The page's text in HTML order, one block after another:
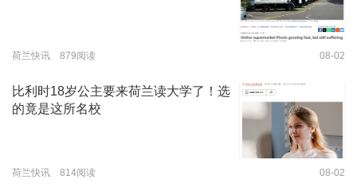
荷兰快讯 879阅读 08-02
比利时18岁公主要来荷兰读大学了！选
的竟是这所名校
荷兰快讯 814阅读 08-02